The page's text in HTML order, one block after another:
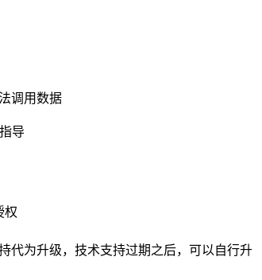
调用数据
导
权
代为升级，技术支持过期之后，可以自行升